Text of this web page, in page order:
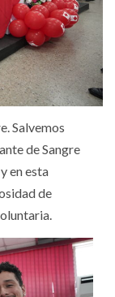
Salvemos
de Sangre
en esta
de